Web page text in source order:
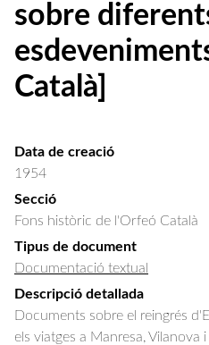
sobre
Català]
Data de creació
1954
Secció
Fons històric de l'Orfeó Català
Tipus de document
Documentació textual
Descripció detallada
Documents sobre el reingrés
els viatges a Manresa, Vilanova